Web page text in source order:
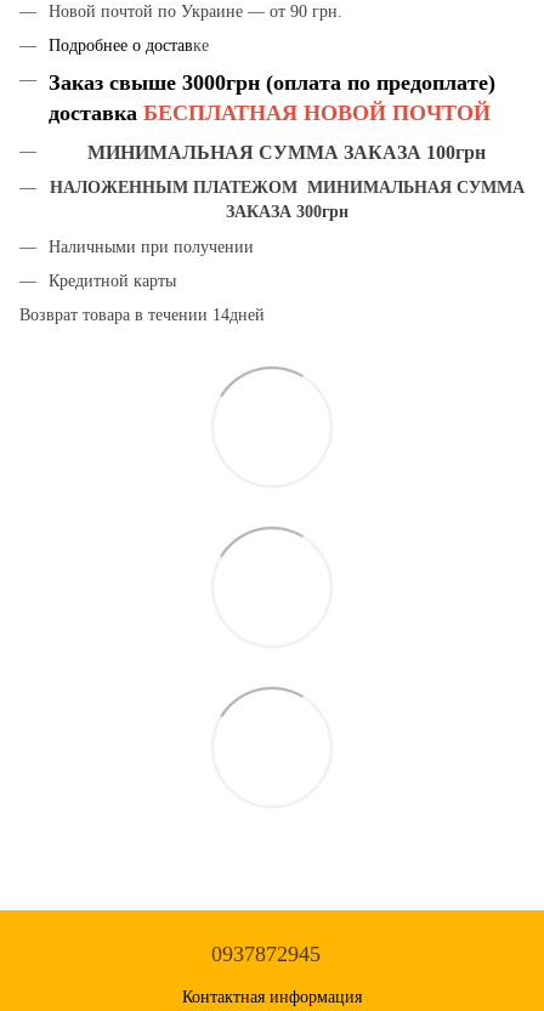
Новой почтой по Украине — от 90 грн.
Подробнее о доставке
Заказ свыше 3000грн (оплата по предоплате)
доставка БЕСПЛАТНАЯ НОВОЙ ПОЧТОЙ
МИНИМАЛЬНАЯ СУММА ЗАКАЗА 100грн
НАЛОЖЕННЫМ ПЛАТЕЖОМ МИНИМАЛЬНАЯ СУММА
ЗАКАЗА 300грн
Наличными при получении
Кредитной карты
Возврат товара в течении 14дней
0937872945
Контактная информация